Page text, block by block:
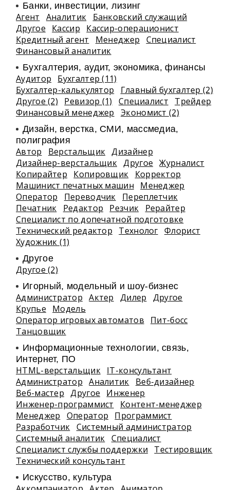
Банки, инвестиции, лизинг
Агент Аналитик
Банковский служащий
Другое
Кассир
Кассир-операционист
Кредитный агент
Менеджер
Специалист
Финансовый аналитик
Бухгалтерия, аудит, экономика, финансы
Аудитор
Бухгалтер (11)
Бухгалтер-калькулятор
Главный бухгалтер (2)
Другое (2)
Ревизор (1) Специалист
Трейдер
Финансовый менеджер
Экономист (2)
Дизайн, верстка, СМИ, массмедиа,
полиграфия
Автор Верстальщик Дизайнер
Дизайнер-верстальщик Другое
Журналист
Копирайтер
Копировщик
Корректор
Машинист печатных машин
Менеджер
Оператор
Переводчик
Переплетчик
Печатник
Редактор Резчик
Рерайтер
Специалист по допечатной подготовке
Технический редактор
Технолог Флорист
Художник (1)
Другое
Другое (2)
Игорный, модельный и шоу-бизнес
Администратор Актер Дилер
Другое
Крупье
Модель
Оператор игровых автоматов
Пит-босс
Танцовщик
Информационные технологии, связь,
Интернет, ПО
HTML-верстальщик IT-консультант
Администратор
Аналитик
Веб-дизайнер
Веб-мастер
Другое
Инженер
Инженер-программист
Контент-менеджер
Менеджер
Оператор
Программист
Разработчик Системный администратор
Системный аналитик Специалист
Специалист службы поддержки
Тестировщик
Технический консультант
Искусство, культура